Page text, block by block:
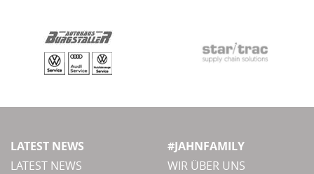
LATEST NEWS
LATEST NEWS
#JAHNFAMILY
WIR ÜBER UNS